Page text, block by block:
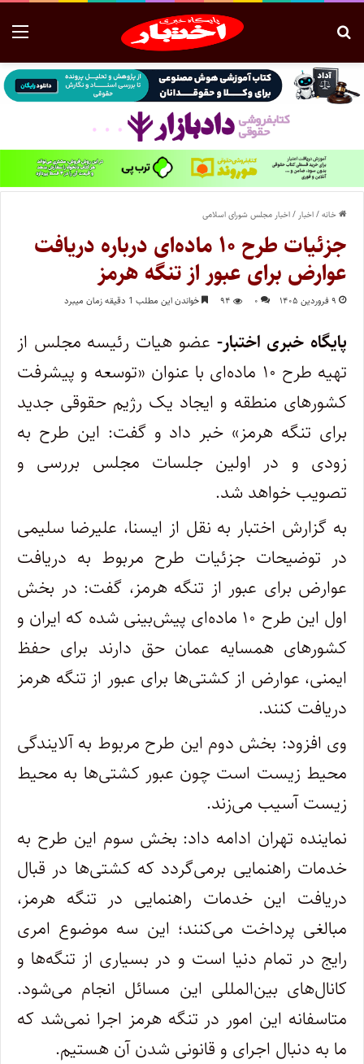
خانه/اخبار /اخبار مجلس شورای اسلامی
جزئیات طرح ۱۰ ماده‌ای درباره دریافت
عوارض برای عبور از تنگه هرمز
۹ فروردین ۱۴۰۵ ۰ ۹۴ خواندن این مطلب 1 دقیقه زمان میبرد
پایگاه خبری اختبار- عضو هیات رئیسه مجلس از
تهیه طرح ۱۰ ماده‌ای با عنوان «توسعه و پیشرفت
کشورهای منطقه و ایجاد یک رژیم حقوقی جدید
برای تنگه هرمز» خبر داد و گفت: این طرح به
زودی و در اولین جلسات مجلس بررسی و
تصویب خواهد شد.
به گزارش اختبار به نقل از ایسنا، علیرضا سلیمی
در توضیحات جزئیات طرح مربوط به دریافت
عوارض برای عبور از تنگه هرمز، گفت: در بخش
اول این طرح ۱۰ ماده‌ای پیش‌بینی شده که ایران و
کشورهای همسایه عمان حق دارند برای حفظ
ایمنی، عوارض از کشتی‌ها برای عبور از تنگه هرمز
دریافت کنند.
وی افزود: بخش دوم این طرح مربوط به آلایندگی
محیط زیست است چون عبور کشتی‌ها به محیط
زیست آسیب می‌زند.
نماینده تهران ادامه داد: بخش سوم این طرح به
خدمات راهنمایی برمی‌گردد که کشتی‌ها در قبال
دریافت این خدمات راهنمایی در تنگه هرمز،
مبالغی پرداخت می‌کنند؛ این سه موضوع امری
رایج در تمام دنیا است و در بسیاری از تنگه‌ها و
کانال‌های بین‌المللی این مسائل انجام می‌شود.
متاسفانه این امور در تنگه هرمز اجرا نمی‌شد که
ما به دنبال اجرای و قانونی شدن آن هستیم.